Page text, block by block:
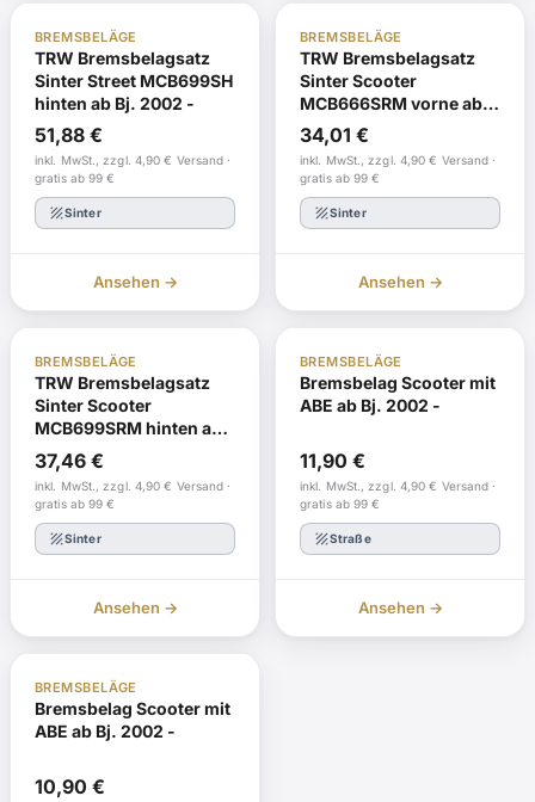
BREMSBELÄGE
TRW Bremsbelagsatz
Sinter Street MCB699SH
hinten ab Bj. 2002 -
51,88 €
inkl. MwSt., zzgl. 4,90 € Versand ·
gratis ab 99 €
textureSinter
Ansehen →
BREMSBELÄGE
TRW Bremsbelagsatz
Sinter Scooter
MCB666SRM vorne ab
Bj. 2002 -
34,01 €
inkl. MwSt., zzgl. 4,90 € Versand ·
gratis ab 99 €
textureSinter
Ansehen →
BREMSBELÄGE
TRW Bremsbelagsatz
Sinter Scooter
MCB699SRM hinten ab
Bj. 2002 -
37,46 €
inkl. MwSt., zzgl. 4,90 € Versand ·
gratis ab 99 €
textureSinter
Ansehen →
BREMSBELÄGE
Bremsbelag Scooter mit
ABE ab Bj. 2002 -
11,90 €
inkl. MwSt., zzgl. 4,90 € Versand ·
gratis ab 99 €
textureStraße
Ansehen →
BREMSBELÄGE
Bremsbelag Scooter mit
ABE ab Bj. 2002 -
10,90 €